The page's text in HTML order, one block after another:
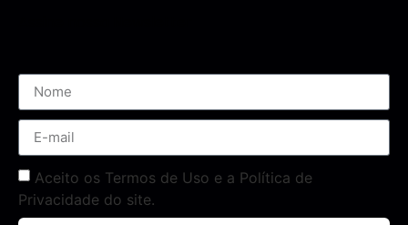
Aceito os Termos de Uso e a Política de
Privacidade do site.